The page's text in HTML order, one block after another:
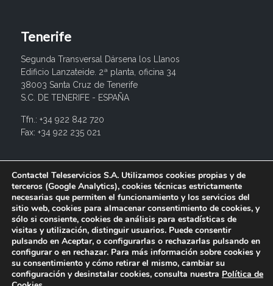
Tenerife
Segunda Transversal Dársena los Llanos
Edificio Lanzateide. 2ª planta, oficina 34
38003 Santa Cruz de Tenerife
S.C. DE TENERIFE - ESPAÑA
Tfn.: +34 922 842 720
Fax: +34 922 235 021
info@contactel.es
© 2017 Contactel Teleservicios SA. Todos los derechos
Contactel Teleservicios S.A. Utilizamos cookies propias y de
terceros (Google Analytics), cookies técnicas estrictamente
necesarias que permiten el funcionamiento y los servicios del
sitio web, cookies para almacenar consentimiento de cookies, y
sólo si consiente, cookies de análisis para estadísticas de
visitas y utilización, distinguir usuarios. Puede consentir
pulsando en Aceptar, o configurarlas o rechazarlas pulsando en
configurar o en rechazar. Para más información sobre cookies y
su consentimiento y cómo retirar el mismo, cambiar su
configuración y desinstalar cookies, consulta nuestra Política de